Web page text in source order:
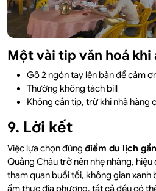
Một vài tip văn hoá khi
Gõ 2 ngón tay lên bàn để cảm
Thường không tách bill
Không cần tip, trừ khi nhà hàng
9. Lời kết
Việc lựa chọn đúng điểm du lịch
Quảng Châu trở nên nhẹ nhàng, hiệu
tham quan buổi tối, không gian xanh
ẩm thực địa phương, tất cả đều có